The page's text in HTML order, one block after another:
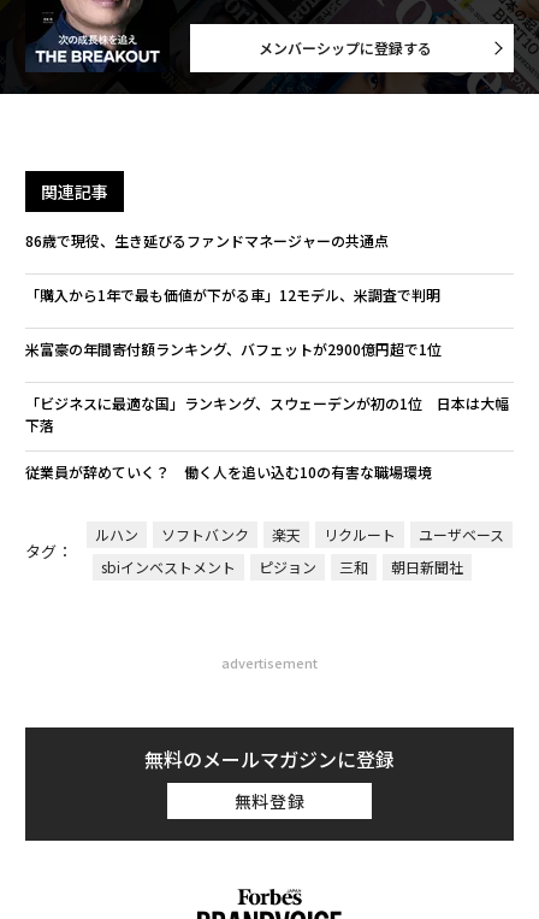
メンバーシップに登録する
関連記事
86歳で現役、生き延びるファンドマネージャーの共通点
「購入から1年で最も価値が下がる車」12モデル、米調査で判明
米富豪の年間寄付額ランキング、バフェットが2900億円超で1位
「ビジネスに最適な国」ランキング、スウェーデンが初の1位 日本は大幅
下落
従業員が辞めていく？ 働く人を追い込む10の有害な職場環境
タグ：
ルハン ソフトバンク 楽天 リクルート
ユーザベース
sbiインベストメント
ピジョン 三和 朝日新聞社
advertisement
無料のメールマガジンに登録
無料登録